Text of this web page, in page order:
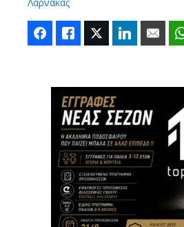
FacebookLike Twitter LinkedIn